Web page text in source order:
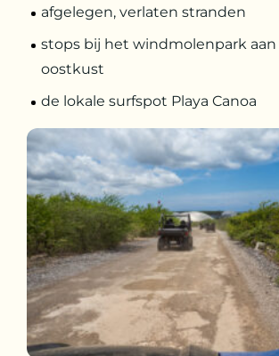
afgelegen, verlaten stranden
stops bij het windmolenpark aan
oostkust
de lokale surfspot Playa Canoa